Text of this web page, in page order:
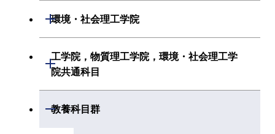
創造プロセス科目
共通専門科目
経営工学系
初年次専門科目
創造プロセス科目
初年次専門科目
共通専門科目
初年次専門科目
創造プロセス科目
共通専門科目
生命理工学系
創造プロセス科目
共通専門科目
環境・社会理工学院
開閉
建築学系
融合理工学系
工学院，物質理工学院，環境・社会理工学
院共通科目
開閉
工学院，物質理工学院，環境・社会
教養科目群
開閉